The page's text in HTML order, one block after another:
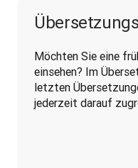
Möchten Sie eine
einsehen? Im
letzten
jederzeit darauf